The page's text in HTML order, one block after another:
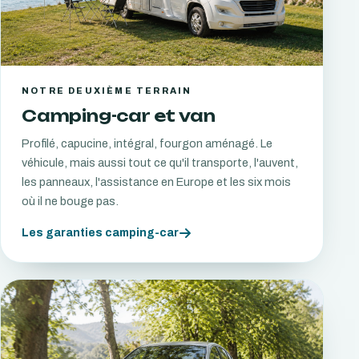
NOTRE DEUXIÈME TERRAIN
Camping-car et van
Profilé, capucine, intégral, fourgon aménagé. Le
véhicule, mais aussi tout ce qu'il transporte, l'auvent,
les panneaux, l'assistance en Europe et les six mois
où il ne bouge pas.
Les garanties camping-car